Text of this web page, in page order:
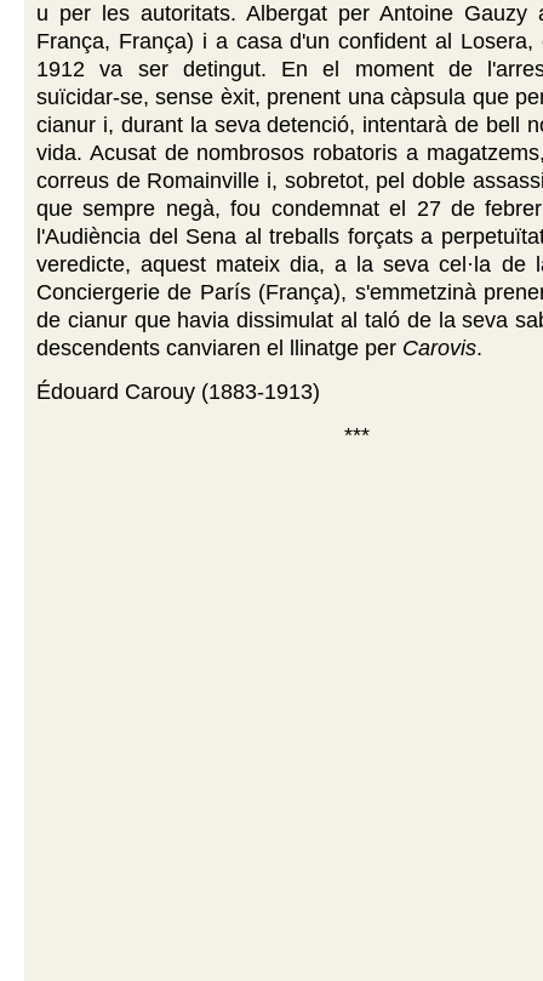
u per les autoritats. Albergat per Antoine Gauzy
França, França) i a casa d'un confident al
1912 va ser detingut. En el moment de
suïcidar-se, sense èxit, prenent una càpsula que
cianur i, durant la seva detenció, intentarà de bell
vida. Acusat de nombrosos robatoris a
correus de Romainville i, sobretot, pel doble
que sempre negà, fou condemnat el 27 de
l'Audiència del Sena al treballs forçats a
veredicte, aquest mateix dia, a la seva cel·la de
Conciergerie de París (França), s'emmetzinà
de cianur que havia dissimulat al taló de la seva
descendents canviaren el llinatge per Carovis.
Édouard Carouy (1883-1913)
***